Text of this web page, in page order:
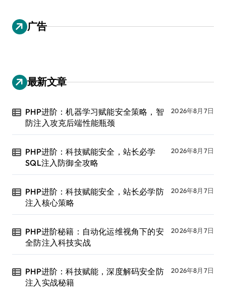
广告
最新文章
PHP进阶：机器学习赋能安全策略，智
防注入攻克后端性能瓶颈
2026年8月7日
PHP进阶：科技赋能安全，站长必学
SQL注入防御全攻略
2026年8月7日
PHP进阶：科技赋能安全，站长必学防
注入核心策略
2026年8月7日
PHP进阶秘籍：自动化运维视角下的安
全防注入科技实战
2026年8月7日
PHP进阶：科技赋能，深度解码安全防
注入实战秘籍
2026年8月7日